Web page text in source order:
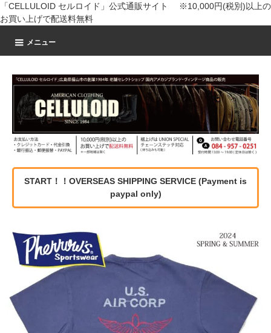
「CELLULOID セルロイド」公式通販サイト ※10,000円(税別)以上の
お買い上げで配送料無料
メニュー
START！！OVERSEAS SHIPPING SERVICE (Payment is
paypal only)